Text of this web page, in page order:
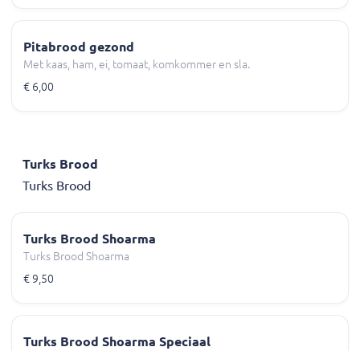
Pitabrood gezond
Met kaas, ham, ei, tomaat, komkommer en sla.
€ 6,00
Turks Brood
Turks Brood
Turks Brood Shoarma
Turks Brood Shoarma
€ 9,50
Turks Brood Shoarma Speciaal